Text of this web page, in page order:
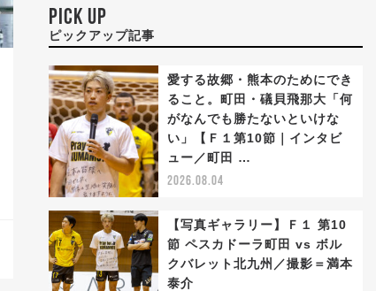
PICK UP
ピックアップ記事
愛する故郷・熊本のためにでき
ること。町田・礒貝飛那大「何
がなんでも勝たないといけな
い」【Ｆ１第10節｜インタビ
ュー／町田 …
2026.08.04
【写真ギャラリー】Ｆ１ 第10
節 ペスカドーラ町田 vs ボル
クバレット北九州／撮影＝満本
泰介